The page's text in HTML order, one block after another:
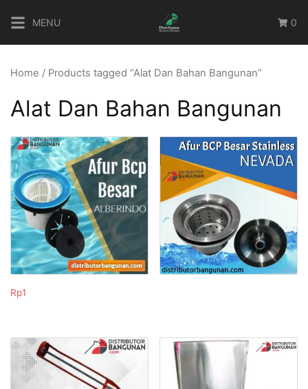
content
MENU 0
Home / Products tagged “Alat Dan Bahan Bangunan”
Alat Dan Bahan Bangunan
Rp1